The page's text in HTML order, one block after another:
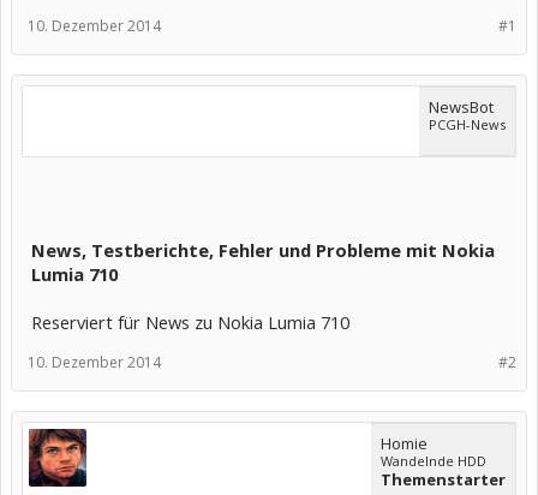
#1
10. Dezember 2014
NewsBot
PCGH-News
News, Testberichte, Fehler und Probleme mit Nokia
Lumia 710
Reserviert für News zu Nokia Lumia 710
#2
10. Dezember 2014
Homie
Wandelnde HDD
Themenstarter